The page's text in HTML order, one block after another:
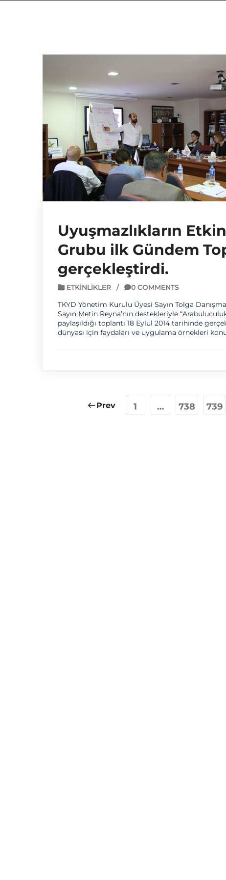
Uyuşmazlıkların
Grubu ilk Gündem
gerçekleştirdi.
ETKINLIKLER /
0 COMMENTS
TKYD Yönetim Kurulu Üyesi Sayın Tolga
Sayın Metin Reyna’nın destekleriyle
paylaşıldığı toplantı 18 Eylül 2014 tarihinde
dünyası için faydaları ve uygulama örnekleri
Prev 1 … 738 739